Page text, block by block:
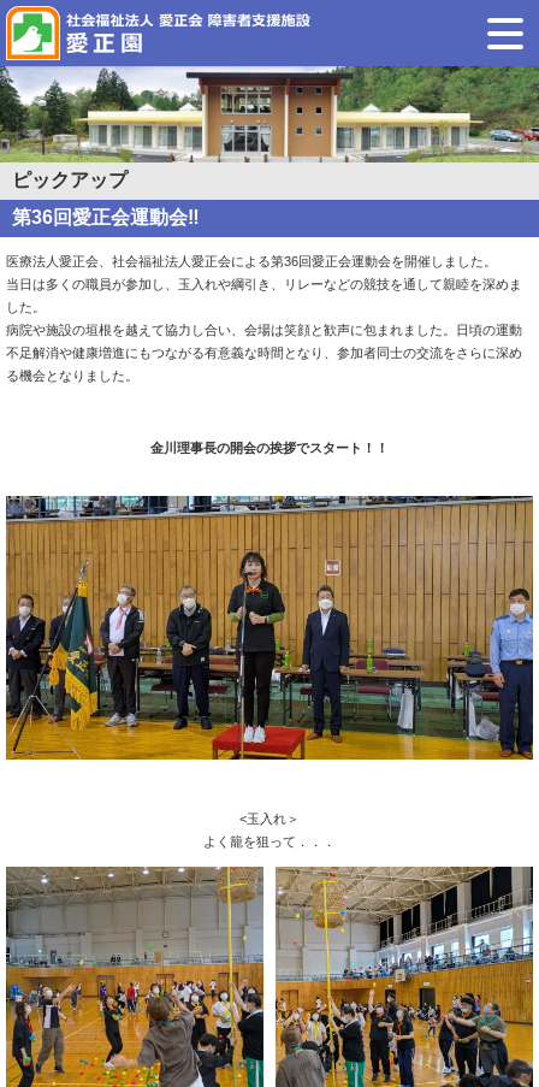
ピックアップ
第36回愛正会運動会‼
医療法人愛正会、社会福祉法人愛正会による第36回愛正会運動会を開催しました。
当日は多くの職員が参加し、玉入れや綱引き、リレーなどの競技を通して親睦を深めま
した。
病院や施設の垣根を越えて協力し合い、会場は笑顔と歓声に包まれました。日頃の運動
不足解消や健康増進にもつながる有意義な時間となり、参加者同士の交流をさらに深め
る機会となりました。
金川理事長の開会の挨拶でスタート！！
<玉入れ＞
よく籠を狙って．．．